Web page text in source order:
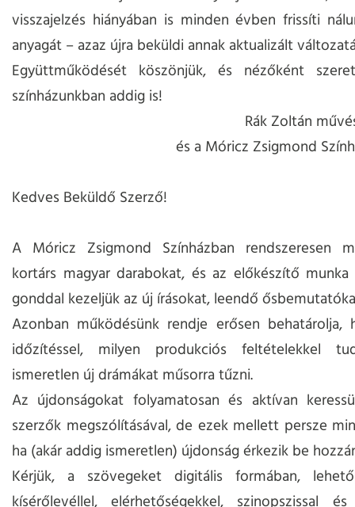
visszajelzés hiányában is minden évben frissíti
anyagát – azaz újra beküldi annak aktualizált
Együttműködését köszönjük, és nézőként
színházunkban addig is!
Rák Zoltán
és a Móricz Zsigmond
Kedves Beküldő Szerző!
A Móricz Zsigmond Színházban rendszeresen
kortárs magyar darabokat, és az előkészítő
gonddal kezeljük az új írásokat, leendő
Azonban működésünk rendje erősen behatárolja,
időzítéssel, milyen produkciós feltételekkel
ismeretlen új drámákat műsorra tűzni.
Az újdonságokat folyamatosan és aktívan
szerzők megszólításával, de ezek mellett persze
ha (akár addig ismeretlen) újdonság érkezik be
Kérjük, a szövegeket digitális formában,